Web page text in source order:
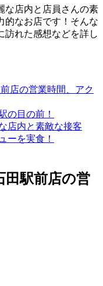
な店内と店員さんの素
的なお店です！そんな
訪れた感想などを詳し
店の営業時間、アク
の目の前！
店内と素敵な接客
ーを実食！
田駅前店の営